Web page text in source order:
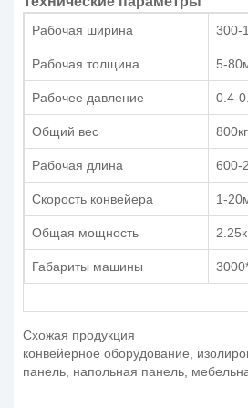
Рабочая ширина 300-
Рабочая толщина 5-
Рабочее давление 0.4-
Общий вес 800кг
Рабочая длина 600-
Скорость конвейера 1-
Общая мощность
Габариты машины
Схожая продукция
конвейерное оборудование,
панель, напольная панель,